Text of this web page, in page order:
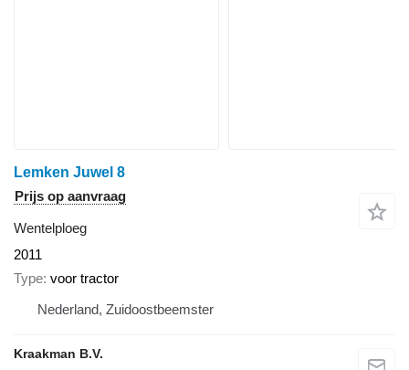
Lemken Juwel 8
Prijs op aanvraag
Wentelploeg
2011
Type voor tractor
Nederland, Zuidoostbeemster
Kraakman B.V.